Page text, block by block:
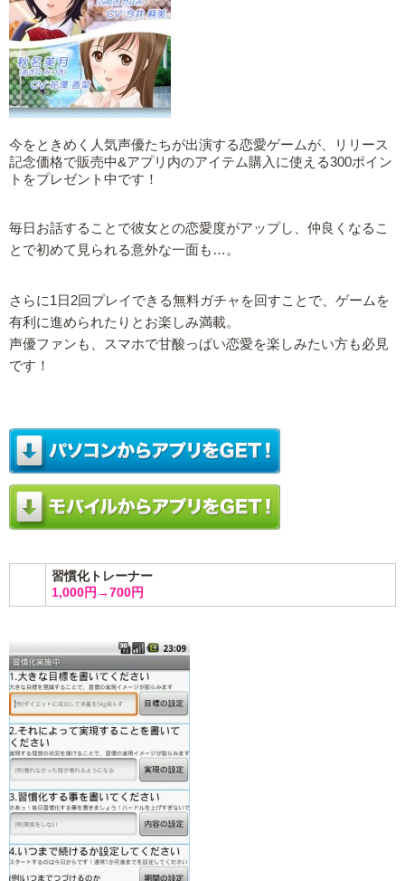
今をときめく人気声優たちが出演する恋愛ゲームが、リリース
記念価格で販売中&アプリ内のアイテム購入に使える300ポイン
トをプレゼント中です！
毎日お話することで彼女との恋愛度がアップし、仲良くなるこ
とで初めて見られる意外な一面も…。
さらに1日2回プレイできる無料ガチャを回すことで、ゲームを
有利に進められたりとお楽しみ満載。
声優ファンも、スマホで甘酸っぱい恋愛を楽しみたい方も必見
です！
習慣化トレーナー
1,000円→700円